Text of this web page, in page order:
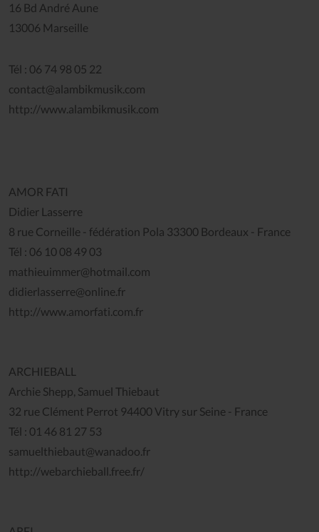
16 Bd André Aune
13006 Marseille
Tél : 06 74 98 05 22
contact@alambikmusik.com
http://www.alambikmusik.com
AMOR FATI
Didier Lasserre
8 rue Corneille - fédération Pola 33300 Bordeaux - France
Tél : 06 10 08 49 03
mathieuimmer@hotmail.com
didierlasserre@online.fr
http://www.amorfati.com.fr
ARCHIEBALL
Archie Shepp, Samuel Thiebaut
32 rue Clément Perrot 94400 Vitry sur Seine - France
Tél : 01 46 81 27 53
samuelthiebaut@wanadoo.fr
http://webarchieball.free.fr/